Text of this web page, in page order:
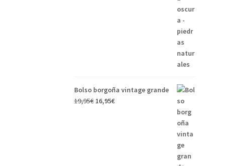
Bolso borgoña vintage grande
19,95€ 16,95€